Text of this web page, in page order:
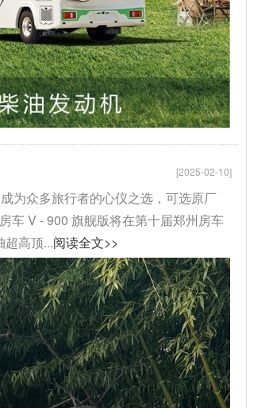
[2025-02-10]
为众多旅行者的心仪之选，可选原厂
车 V - 900 旗舰版将在第十届郑州房车
超高顶...阅读全文>>